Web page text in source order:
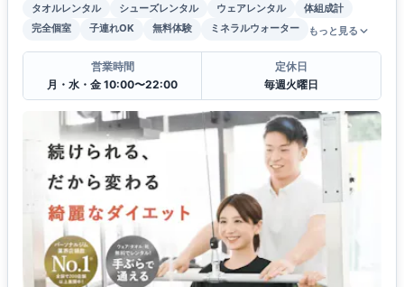
タオルレンタル シューズレンタル ウェアレンタル
体組成計
完全個室
子連れOK 無料体験 ミネラルウォーター もっと見る
営業時間
月・水・金 10:00〜22:00
定休日
毎週火曜日